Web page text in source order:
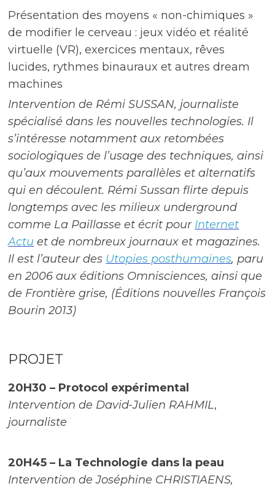
Présentation des moyens « non-chimiques »
de modifier le cerveau : jeux vidéo et réalité
virtuelle (VR), exercices mentaux, rêves
lucides, rythmes binauraux et autres dream
machines
Intervention de Rémi SUSSAN, journaliste
spécialisé dans les nouvelles technologies. Il
s’intéresse notamment aux retombées
sociologiques de l’usage des techniques, ainsi
qu’aux mouvements parallèles et alternatifs
qui en découlent. Rémi Sussan flirte depuis
longtemps avec les milieux underground
comme La Paillasse et écrit pour Internet
Actu et de nombreux journaux et magazines.
Il est l’auteur des Utopies posthumaines, paru
en 2006 aux éditions Omnisciences, ainsi que
de Frontière grise, (Éditions nouvelles François
Bourin 2013)
PROJET
20H30 – Protocol expérimental
Intervention de David-Julien RAHMIL,
journaliste
20H45 – La Technologie dans la peau
Intervention de Joséphine CHRISTIAENS,